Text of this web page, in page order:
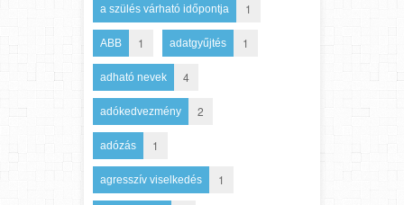
a szülés várható időpontja 1
ABB 1 adatgyűjtés 1
adható nevek 4
adókedvezmény 2
adózás 1
agresszív viselkedés 1